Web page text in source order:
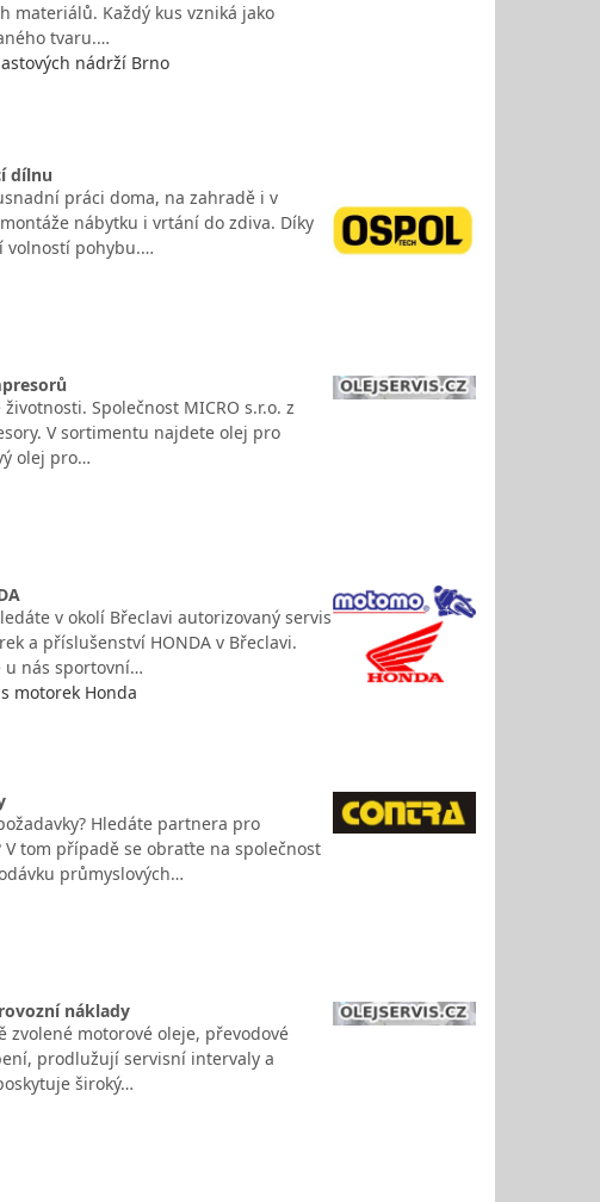
materiálů. Každý kus vzniká jako
tvaru.…
nádrží Brno
dílnu
práci doma, na zahradě i v
montáže nábytku i vrtání do zdiva. Díky
volností pohybu.…
Společnost MICRO s.r.o. z
V sortimentu najdete olej pro
olej pro…
v okolí Břeclavi autorizovaný servis
a příslušenství HONDA v Břeclavi.
u nás sportovní…
motorek Honda
Hledáte partnera pro
tom případě se obraťte na společnost
průmyslových…
náklady
zvolené motorové oleje, převodové
prodlužují servisní intervaly a
široký…